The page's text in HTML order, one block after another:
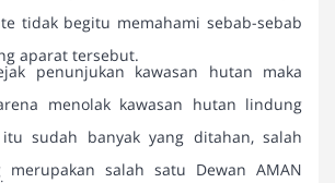
tidak begitu memahami sebab-sebab
aparat tersebut.
penunjukan kawasan hutan maka
menolak kawasan hutan lindung
itu sudah banyak yang ditahan, salah
merupakan salah satu Dewan AMAN